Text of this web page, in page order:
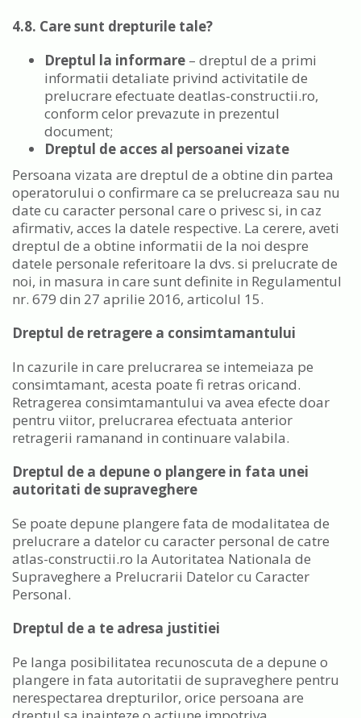
4.8. Care sunt drepturile tale?
Dreptul la informare – dreptul de a primi
informatii detaliate privind activitatile de
prelucrare efectuate deatlas-constructii.ro,
conform celor prevazute in prezentul
document;
Dreptul de acces al persoanei vizate
Persoana vizata are dreptul de a obtine din partea
operatorului o confirmare ca se prelucreaza sau nu
date cu caracter personal care o privesc si, in caz
afirmativ, acces la datele respective. La cerere, aveti
dreptul de a obtine informatii de la noi despre
datele personale referitoare la dvs. si prelucrate de
noi, in masura in care sunt definite in Regulamentul
nr. 679 din 27 aprilie 2016, articolul 15.
Dreptul de retragere a consimtamantului
In cazurile in care prelucrarea se intemeiaza pe
consimtamant, acesta poate fi retras oricand.
Retragerea consimtamantului va avea efecte doar
pentru viitor, prelucrarea efectuata anterior
retragerii ramanand in continuare valabila.
Dreptul de a depune o plangere in fata unei
autoritati de supraveghere
Se poate depune plangere fata de modalitatea de
prelucrare a datelor cu caracter personal de catre
atlas-constructii.ro la Autoritatea Nationala de
Supraveghere a Prelucrarii Datelor cu Caracter
Personal.
Dreptul de a te adresa justitiei
Pe langa posibilitatea recunoscuta de a depune o
plangere in fata autoritatii de supraveghere pentru
nerespectarea drepturilor, orice persoana are